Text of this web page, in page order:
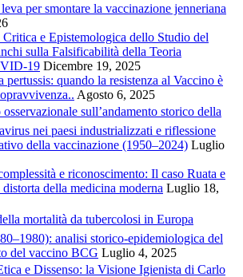
per smontare la vaccinazione jenneriana
e Epistemologica dello Studio del
sulla Falsificabilità della Teoria
19 Dicembre 19, 2025
quando la resistenza al Vaccino è
Agosto 6, 2025
sull’andamento storico della
nei paesi industrializzati e riflessione
della vaccinazione (1950–2024) Luglio
e riconoscimento: Il caso Ruata e
distorta della medicina moderna Luglio 18,
mortalità da tubercolosi in Europa
analisi storico-epidemiologica del
del vaccino BCG Luglio 4, 2025
e Dissenso: la Visione Igienista di Carlo